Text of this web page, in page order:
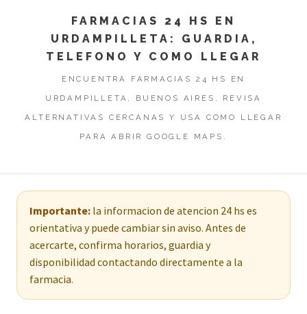
FARMACIAS 24 HS EN
URDAMPILLETA: GUARDIA,
TELEFONO Y COMO LLEGAR
ENCUENTRA FARMACIAS 24 HS EN
URDAMPILLETA, BUENOS AIRES, REVISA
ALTERNATIVAS CERCANAS Y USA COMO LLEGAR
PARA ABRIR GOOGLE MAPS.
Importante:la informacion de atencion 24 hs es
orientativa y puede cambiar sin aviso. Antes de
acercarte, confirma horarios, guardia y
disponibilidad contactando directamente a la
farmacia.